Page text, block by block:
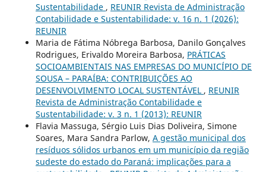
Sustentabilidade , REUNIR Revista de Administração
Contabilidade e Sustentabilidade: v. 16 n. 1 (2026):
REUNIR
Maria de Fátima Nóbrega Barbosa, Danilo Gonçalves
Rodrigues, Erivaldo Moreira Barbosa, PRÁTICAS
SOCIOAMBIENTAIS NAS EMPRESAS DO MUNICÍPIO DE
SOUSA – PARAÍBA: CONTRIBUIÇÕES AO
DESENVOLVIMENTO LOCAL SUSTENTÁVEL , REUNIR
Revista de Administração Contabilidade e
Sustentabilidade: v. 3 n. 1 (2013): REUNIR
Flavia Massuga, Sérgio Luis Dias Doliveira, Simone
Soares, Mara Sandra Parlow, A gestão municipal dos
resíduos sólidos urbanos em um município da região
sudeste do estado do Paraná: implicações para a